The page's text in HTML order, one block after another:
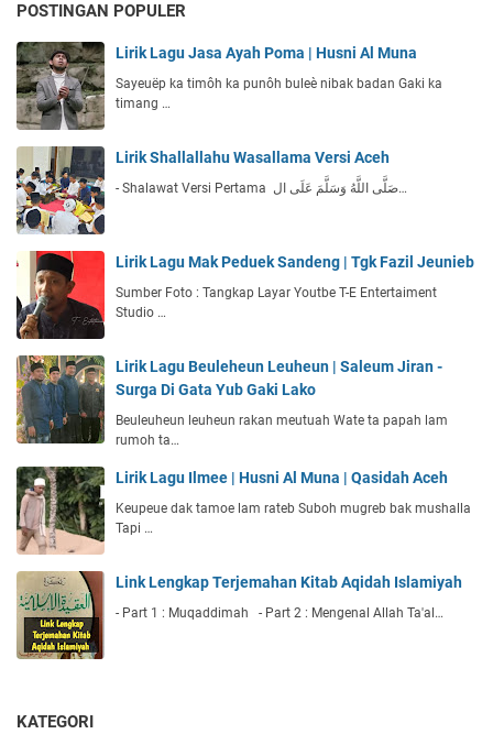
POSTINGAN POPULER
Lirik Lagu Jasa Ayah Poma | Husni Al Muna
Sayeuëp ka timôh ka punôh buleè nibak badan Gaki ka
timang …
Lirik Shallallahu Wasallama Versi Aceh
- Shalawat Versi Pertama صَلَّى اللَّهُ وَسَلَّمَ عَلَى ال…
Lirik Lagu Mak Peduek Sandeng | Tgk Fazil Jeunieb
Sumber Foto : Tangkap Layar Youtbe T-E Entertaiment
Studio …
Lirik Lagu Beuleheun Leuheun | Saleum Jiran -
Surga Di Gata Yub Gaki Lako
Beuleuheun leuheun rakan meutuah Wate ta papah lam
rumoh ta…
Lirik Lagu Ilmee | Husni Al Muna | Qasidah Aceh
Keupeue dak tamoe lam rateb Suboh mugreb bak mushalla
Tapi …
Link Lengkap Terjemahan Kitab Aqidah Islamiyah
- Part 1 : Muqaddimah - Part 2 : Mengenal Allah Ta'al…
KATEGORI